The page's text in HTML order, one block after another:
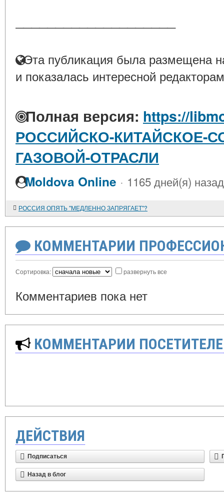
Эта публикация была размещена
и показалась интересной
Полная версия: https://
РОССИЙСКО-КИТАЙСКОЕ-
ГАЗОВОЙ-ОТРАСЛИ
Moldova Online · 1165 дней(я) назад
РОССИЯ ОПЯТЬ "МЕДЛЕННО ЗАПРЯГАЕТ"?
КОММЕНТАРИИ
Сортировка: развернуть все
Комментариев пока нет
КОММЕНТАРИИ
ДЕЙСТВИЯ
Подписаться
Назад в блог